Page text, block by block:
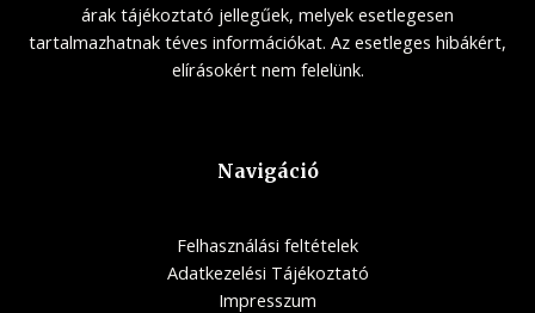
árak tájékoztató jellegűek, melyek esetlegesen
tartalmazhatnak téves információkat. Az esetleges hibákért,
elírásokért nem felelünk.
Navigáció
Felhasználási feltételek
Adatkezelési Tájékoztató
Impresszum